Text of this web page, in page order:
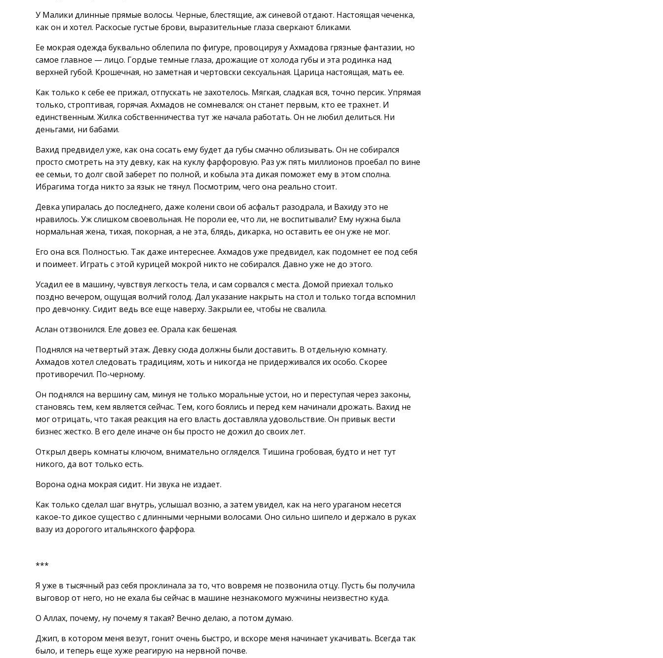
У Малики длинные прямые волосы. Черные, блестящие, аж синевой отдают. Настоящая чеченка,
как он и хотел. Раскосые густые брови, выразительные глаза сверкают бликами.
Ее мокрая одежда буквально облепила по фигуре, провоцируя у Ахмадова грязные фантазии, но
самое главное — лицо. Гордые темные глаза, дрожащие от холода губы и эта родинка над
верхней губой. Крошечная, но заметная и чертовски сексуальная. Царица настоящая, мать ее.
Как только к себе ее прижал, отпускать не захотелось. Мягкая, сладкая вся, точно персик. Упрямая
только, строптивая, горячая. Ахмадов не сомневался: он станет первым, кто ее трахнет. И
единственным. Жилка собственничества тут же начала работать. Он не любил делиться. Ни
деньгами, ни бабами.
Вахид предвидел уже, как она сосать ему будет да губы смачно облизывать. Он не собирался
просто смотреть на эту девку, как на куклу фарфоровую. Раз уж пять миллионов проебал по вине
ее семьи, то долг свой заберет по полной, и кобыла эта дикая поможет ему в этом сполна.
Ибрагима тогда никто за язык не тянул. Посмотрим, чего она реально стоит.
Девка упиралась до последнего, даже колени свои об асфальт разодрала, и Вахиду это не
нравилось. Уж слишком своевольная. Не пороли ее, что ли, не воспитывали? Ему нужна была
нормальная жена, тихая, покорная, а не эта, блядь, дикарка, но оставить ее он уже не мог.
Его она вся. Полностью. Так даже интереснее. Ахмадов уже предвидел, как подомнет ее под себя
и поимеет. Играть с этой курицей мокрой никто не собирался. Давно уже не до этого.
Усадил ее в машину, чувствуя легкость тела, и сам сорвался с места. Домой приехал только
поздно вечером, ощущая волчий голод. Дал указание накрыть на стол и только тогда вспомнил
про девчонку. Сидит ведь все еще наверху. Закрыли ее, чтобы не свалила.
Аслан отзвонился. Еле довез ее. Орала как бешеная.
Поднялся на четвертый этаж. Девку сюда должны были доставить. В отдельную комнату.
Ахмадов хотел следовать традициям, хоть и никогда не придерживался их особо. Скорее
противоречил. По-черному.
Он поднялся на вершину сам, минуя не только моральные устои, но и переступая через законы,
становясь тем, кем является сейчас. Тем, кого боялись и перед кем начинали дрожать. Вахид не
мог отрицать, что такая реакция на его власть доставляла удовольствие. Он привык вести
бизнес жестко. В его деле иначе он бы просто не дожил до своих лет.
Открыл дверь комнаты ключом, внимательно огляделся. Тишина гробовая, будто и нет тут
никого, да вот только есть.
Ворона одна мокрая сидит. Ни звука не издает.
Как только сделал шаг внутрь, услышал возню, а затем увидел, как на него ураганом несется
какое-то дикое существо с длинными черными волосами. Оно сильно шипело и держало в руках
вазу из дорогого итальянского фарфора.
***
Я уже в тысячный раз себя проклинала за то, что вовремя не позвонила отцу. Пусть бы получила
выговор от него, но не ехала бы сейчас в машине незнакомого мужчины неизвестно куда.
О Аллах, почему, ну почему я такая? Вечно делаю, а потом думаю.
Джип, в котором меня везут, гонит очень быстро, и вскоре меня начинает укачивать. Всегда так
было, и теперь еще хуже реагирую на нервной почве.